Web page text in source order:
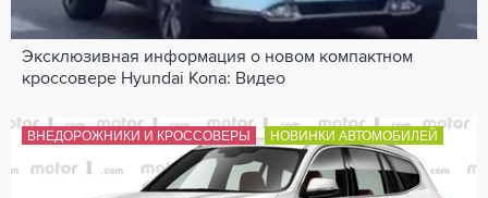
Эксклюзивная информация о новом компактном
кроссовере Hyundai Kona: Видео
ВНЕДОРОЖНИКИ И КРОССОВЕРЫ НОВИНКИ АВТОМОБИЛЕЙ